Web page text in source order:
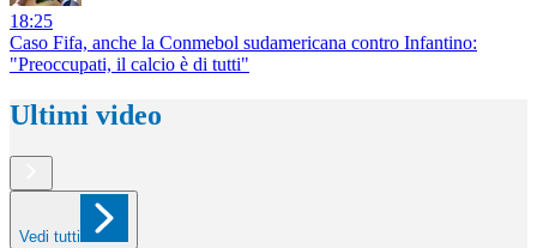
18:25
Caso Fifa, anche la Conmebol sudamericana contro Infantino:
"Preoccupati, il calcio è di tutti"
Ultimi video
Vedi tutti